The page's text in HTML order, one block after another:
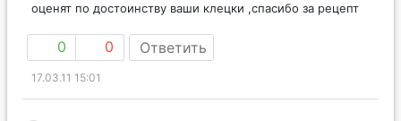
оценят по достоинству ваши клецки ,спасибо за рецепт
0 0 Ответить
17.03.11 15:01